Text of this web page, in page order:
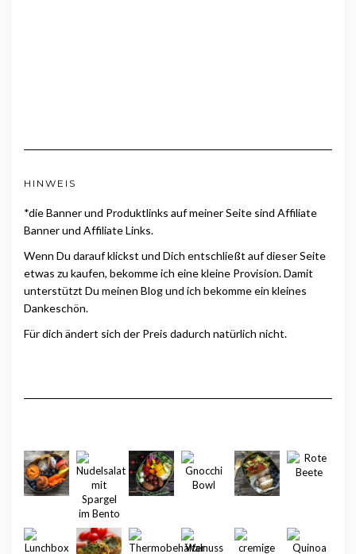
HINWEIS
*die Banner und Produktlinks auf meiner Seite sind Affiliate
Banner und Affiliate Links.
Wenn Du darauf klickst und Dich entschließt auf dieser Seite
etwas zu kaufen, bekomme ich eine kleine Provision. Damit
unterstützt Du meinen Blog und ich bekomme ein kleines
Dankeschön.
Für dich ändert sich der Preis dadurch natürlich nicht.